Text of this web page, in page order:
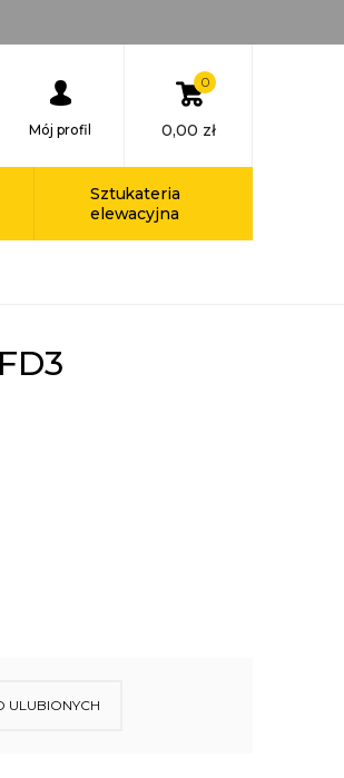
Mój profil
0
0,00 zł
Sztukateria
elewacyjna
ULUBIONYCH